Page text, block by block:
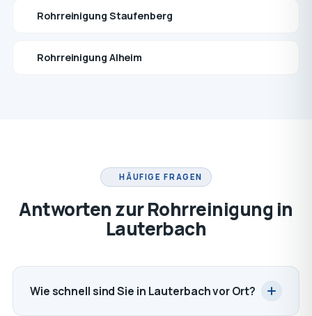
Rohrreinigung Staufenberg
Rohrreinigung Alheim
HÄUFIGE FRAGEN
Antworten zur Rohrreinigung in
Lauterbach
Wie schnell sind Sie in Lauterbach vor Ort?